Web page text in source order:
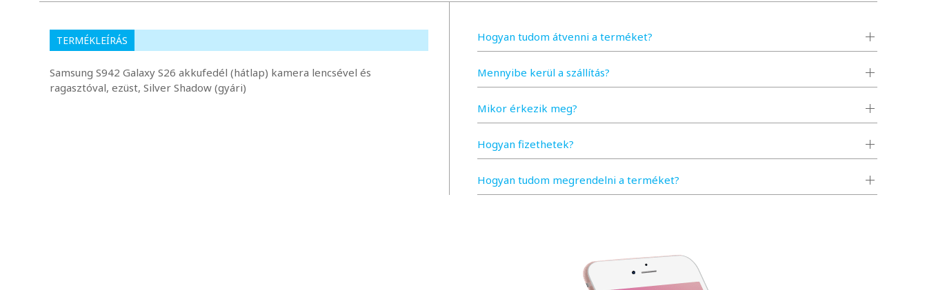
Hogyan tudom átvenni a terméket?
Mennyibe kerül a szállítás?
Mikor érkezik meg?
Hogyan fizethetek?
Hogyan tudom megrendelni a terméket?
TERMÉKLEÍRÁS
Samsung S942 Galaxy S26 akkufedél (hátlap) kamera lencsével és
ragasztóval, ezüst, Silver Shadow (gyári)